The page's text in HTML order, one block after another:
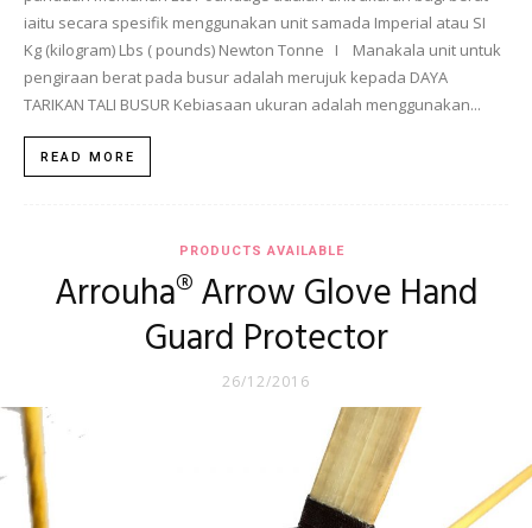
iaitu secara spesifik menggunakan unit samada Imperial atau SI
Kg (kilogram) Lbs ( pounds) Newton Tonne I Manakala unit untuk
pengiraan berat pada busur adalah merujuk kepada DAYA
TARIKAN TALI BUSUR Kebiasaan ukuran adalah menggunakan...
READ MORE
PRODUCTS AVAILABLE
Arrouha® Arrow Glove Hand
Guard Protector
26/12/2016